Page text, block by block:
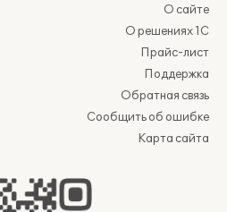
О сайте
О решениях 1С
Прайс-лист
Поддержка
Обратная связь
Сообщить об ошибке
Карта сайта